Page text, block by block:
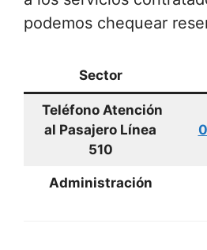
podemos chequear
Sector
Teléfono Atención
al Pasajero Línea
510
Administración